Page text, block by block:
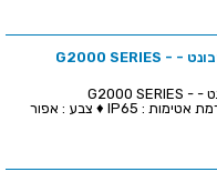
קופסת זיווד מפוליקרבונט - G2000 SERIES -
קופסת זיווד מפוליקרבונט - G2000 SERIES -
265X185X95MM ♦ רמת אטימות : IP65 ♦ צבע : אפור